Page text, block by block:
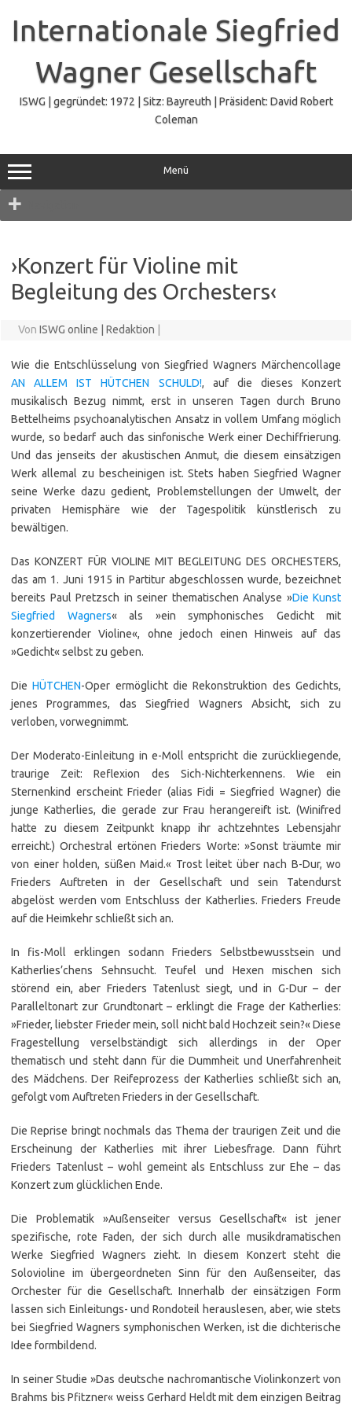
springen
Internationale Siegfried
Wagner Gesellschaft
ISWG | gegründet: 1972 | Sitz: Bayreuth | Präsident: David Robert
Coleman
Menü
›Konzert für Violine mit
Begleitung des Orchesters‹
Von ISWG online | Redaktion
Wie die Entschlüsselung von Siegfried Wagners Märchencollage
AN ALLEM IST HÜTCHEN SCHULD!, auf die dieses Konzert
musikalisch Bezug nimmt, erst in unseren Tagen durch Bruno
Bettelheims psychoanalytischen Ansatz in vollem Umfang möglich
wurde, so bedarf auch das sinfonische Werk einer Dechiffrierung.
Und das jenseits der akustischen Anmut, die diesem einsätzigen
Werk allemal zu bescheinigen ist. Stets haben Siegfried Wagner
seine Werke dazu gedient, Problemstellungen der Umwelt, der
privaten Hemisphäre wie der Tagespolitik künstlerisch zu
bewältigen.
Das KONZERT FÜR VIOLINE MIT BEGLEITUNG DES ORCHESTERS,
das am 1. Juni 1915 in Partitur abgeschlossen wurde, bezeichnet
bereits Paul Pretzsch in seiner thematischen Analyse »Die Kunst
Siegfried Wagners« als »ein symphonisches Gedicht mit
konzertierender Violine«, ohne jedoch einen Hinweis auf das
»Gedicht« selbst zu geben.
DieHÜTCHEN-Oper ermöglicht die Rekonstruktion des Gedichts,
jenes Programmes, das Siegfried Wagners Absicht, sich zu
verloben, vorwegnimmt.
Der Moderato-Einleitung in e-Moll entspricht die zurückliegende,
traurige Zeit: Reflexion des Sich-Nichterkennens. Wie ein
Sternenkind erscheint Frieder (alias Fidi = Siegfried Wagner) die
junge Katherlies, die gerade zur Frau herangereift ist. (Winifred
hatte zu diesem Zeitpunkt knapp ihr achtzehntes Lebensjahr
erreicht.) Orchestral ertönen Frieders Worte: »Sonst träumte mir
von einer holden, süßen Maid.« Trost leitet über nach B-Dur, wo
Frieders Auftreten in der Gesellschaft und sein Tatendurst
abgelöst werden vom Entschluss der Katherlies. Frieders Freude
auf die Heimkehr schließt sich an.
In fis-Moll erklingen sodann Frieders Selbstbewusstsein und
Katherlies’chens Sehnsucht. Teufel und Hexen mischen sich
störend ein, aber Frieders Tatenlust siegt, und in G-Dur – der
Paralleltonart zur Grundtonart – erklingt die Frage der Katherlies:
»Frieder, liebster Frieder mein, soll nicht bald Hochzeit sein?« Diese
Fragestellung verselbständigt sich allerdings in der Oper
thematisch und steht dann für die Dummheit und Unerfahrenheit
des Mädchens. Der Reifeprozess der Katherlies schließt sich an,
gefolgt vom Auftreten Frieders in der Gesellschaft.
Die Reprise bringt nochmals das Thema der traurigen Zeit und die
Erscheinung der Katherlies mit ihrer Liebesfrage. Dann führt
Frieders Tatenlust – wohl gemeint als Entschluss zur Ehe – das
Konzert zum glücklichen Ende.
Die Problematik »Außenseiter versus Gesellschaft« ist jener
spezifische, rote Faden, der sich durch alle musikdramatischen
Werke Siegfried Wagners zieht. In diesem Konzert steht die
Solovioline im übergeordneten Sinn für den Außenseiter, das
Orchester für die Gesellschaft. Innerhalb der einsätzigen Form
lassen sich Einleitungs- und Rondoteil herauslesen, aber, wie stets
bei Siegfried Wagners symphonischen Werken, ist die dichterische
Idee formbildend.
In seiner Studie »Das deutsche nachromantische Violinkonzert von
Brahms bis Pfitzner« weiss Gerhard Heldt mit dem einzigen Beitrag